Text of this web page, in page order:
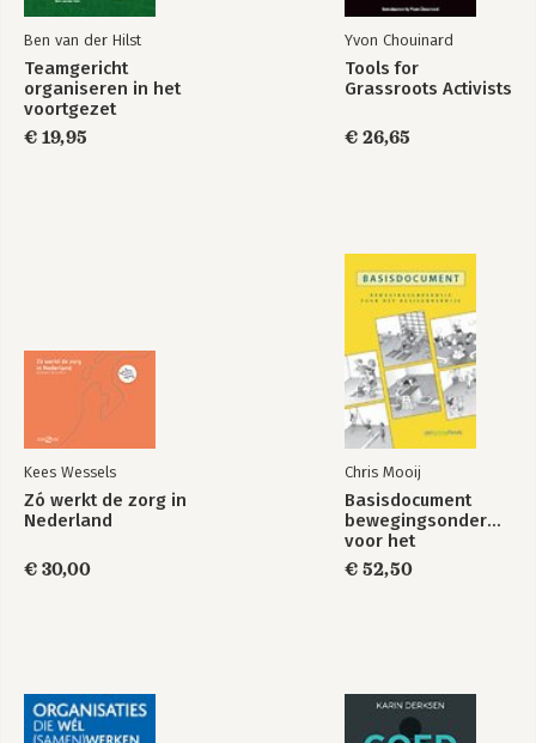
14. Gezondheidsbeleid en marktwerking 1985-2000
15. Paars volksgezondheidsbeleid
17. Kabinetten-Balkenende IV en –Rutte
Bijlage 1: Landelijk advies- en uitvoeringsorganen in de
gezondheidszorg
Adressen
Ben van der Hilst
Teamgericht
organiseren in het
voortgezet
onderwijs
€ 19,95
Yvon Chouinard
Tools for
Grassroots Activists
€ 26,65
Kees Wessels
Zó werkt de zorg in
Nederland
€ 30,00
Chris Mooij
Basisdocument
bewegingsonderwijs
voor het
basisonderwijs
€ 52,50